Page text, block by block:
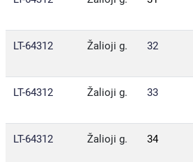
LT-64312 Žalioji g. 32
LT-64312 Žalioji g. 33
LT-64312 Žalioji g. 34